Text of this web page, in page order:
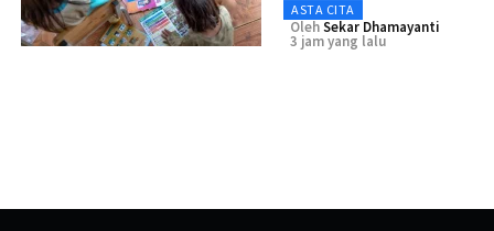
ASTA CITA
OlehSekar Dhamayanti
3 jam yang lalu